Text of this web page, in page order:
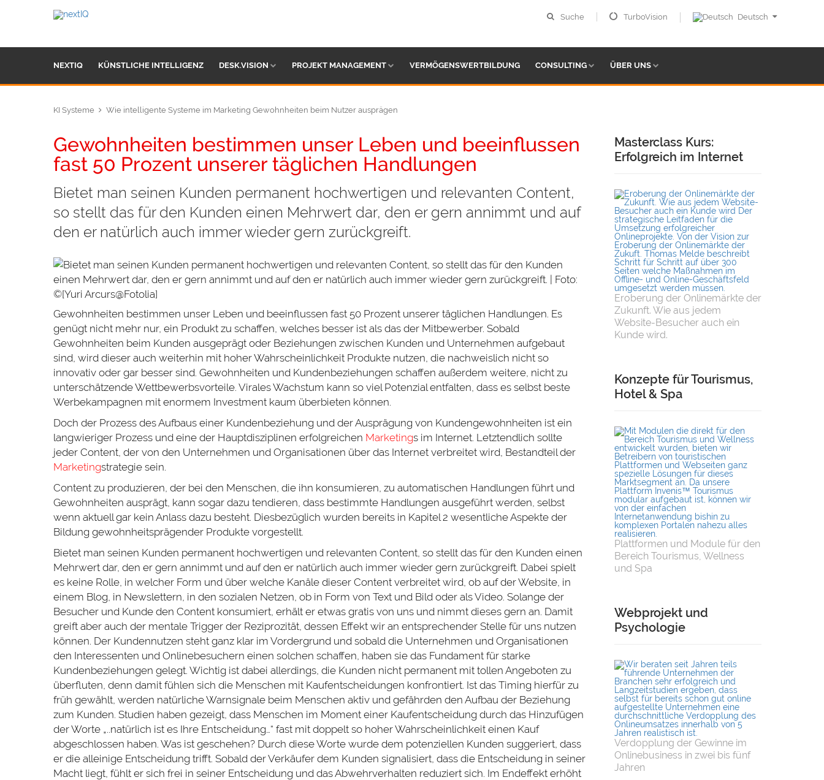
Suche TurboVision Deutsch
NEXTIQ KÜNSTLICHE INTELLIGENZ DESK.VISION PROJEKT MANAGEMENT VERMÖGENSWERTBILDUNG CONSULTING ÜBER UNS
KI Systeme Wie intelligente Systeme im Marketing Gewohnheiten beim Nutzer ausprägen
Gewohnheiten bestimmen unser Leben und beeinflussen
fast 50 Prozent unserer täglichen Handlungen
Bietet man seinen Kunden permanent hochwertigen und relevanten Content,
so stellt das für den Kunden einen Mehrwert dar, den er gern annimmt und auf
den er natürlich auch immer wieder gern zurückgreift.
Gewohnheiten bestimmen unser Leben und beeinflussen fast 50 Prozent unserer täglichen Handlungen. Es
genügt nicht mehr nur, ein Produkt zu schaffen, welches besser ist als das der Mitbewerber. Sobald
Gewohnheiten beim Kunden ausgeprägt oder Beziehungen zwischen Kunden und Unternehmen aufgebaut
sind, wird dieser auch weiterhin mit hoher Wahrscheinlichkeit Produkte nutzen, die nachweislich nicht so
innovativ oder gar besser sind. Gewohnheiten und Kundenbeziehungen schaffen außerdem weitere, nicht zu
unterschätzende Wettbewerbsvorteile. Virales Wachstum kann so viel Potenzial entfalten, dass es selbst beste
Werbekampagnen mit enormem Investment kaum überbieten können.
Doch der Prozess des Aufbaus einer Kundenbeziehung und der Ausprägung von Kundengewohnheiten ist ein
langwieriger Prozess und eine der Hauptdisziplinen erfolgreichen Marketings im Internet. Letztendlich sollte
jeder Content, der von den Unternehmen und Organisationen über das Internet verbreitet wird, Bestandteil der
Marketingstrategie sein.
Content zu produzieren, der bei den Menschen, die ihn konsumieren, zu automatischen Handlungen führt und
Gewohnheiten ausprägt, kann sogar dazu tendieren, dass bestimmte Handlungen ausgeführt werden, selbst
wenn aktuell gar kein Anlass dazu besteht. Diesbezüglich wurden bereits in Kapitel 2 wesentliche Aspekte der
Bildung gewohnheitsprägender Produkte vorgestellt.
Bietet man seinen Kunden permanent hochwertigen und relevanten Content, so stellt das für den Kunden einen
Mehrwert dar, den er gern annimmt und auf den er natürlich auch immer wieder gern zurückgreift. Dabei spielt
es keine Rolle, in welcher Form und über welche Kanäle dieser Content verbreitet wird, ob auf der Website, in
einem Blog, in Newslettern, in den sozialen Netzen, ob in Form von Text und Bild oder als Video. Solange der
Besucher und Kunde den Content konsumiert, erhält er etwas gratis von uns und nimmt dieses gern an. Damit
greift aber auch der mentale Trigger der Reziprozität, dessen Effekt wir an entsprechender Stelle für uns nutzen
können. Der Kundennutzen steht ganz klar im Vordergrund und sobald die Unternehmen und Organisationen
den Interessenten und Onlinebesuchern einen solchen schaffen, haben sie das Fundament für starke
Kundenbeziehungen gelegt. Wichtig ist dabei allerdings, die Kunden nicht permanent mit tollen Angeboten zu
überfluten, denn damit fühlen sich die Menschen mit Kaufentscheidungen konfrontiert. Ist das Timing hierfür zu
früh gewählt, werden natürliche Warnsignale beim Menschen aktiv und gefährden den Aufbau der Beziehung
zum Kunden. Studien haben gezeigt, dass Menschen im Moment einer Kaufentscheidung durch das Hinzufügen
der Worte „..natürlich ist es Ihre Entscheidung…“ fast mit doppelt so hoher Wahrscheinlichkeit einen Kauf
abgeschlossen haben. Was ist geschehen? Durch diese Worte wurde dem potenziellen Kunden suggeriert, dass
er die alleinige Entscheidung trifft. Sobald der Verkäufer dem Kunden signalisiert, dass die Entscheidung in seiner
Macht liegt, fühlt er sich frei in seiner Entscheidung und das Abwehrverhalten reduziert sich. Im Endeffekt erhöht
Masterclass Kurs:
Erfolgreich im Internet
Eroberung der Onlinemärkte der
Zukunft. Wie aus jedem
Website-Besucher auch ein
Kunde wird.
Konzepte für Tourismus,
Hotel & Spa
Plattformen und Module für den
Bereich Tourismus, Wellness
und Spa
Webprojekt und
Psychologie
Verdopplung der Gewinne im
Onlinebusiness in zwei bis fünf
Jahren